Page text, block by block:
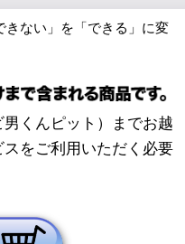
きない」を「できる」に変
くんピット）までお越
をご利用いただく必要